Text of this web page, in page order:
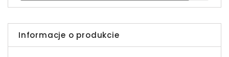
Informacje o produkcie